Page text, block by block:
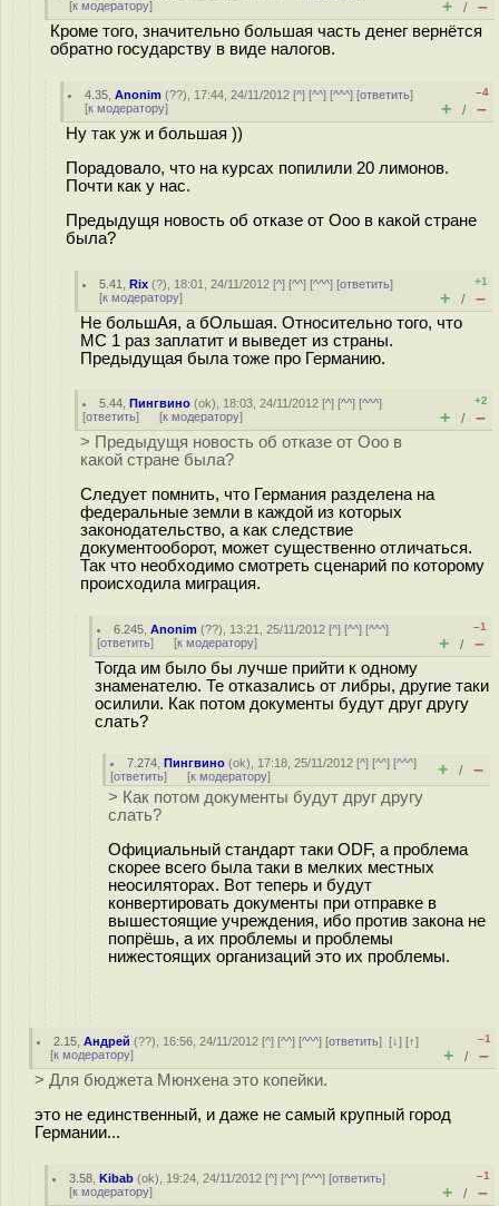
[к модератору] + / –
Кроме того, значительно большая часть денег вернётся
обратно государству в виде налогов.
4.35 ,Anonim (??), 17:44, 24/11/2012 [^] [^^] [^^^] [ответить]
[к модератору]
–4
+ / –
Ну так уж и большая ))
Порадовало, что на курсах попилили 20 лимонов.
Почти как у нас.
Предыдущя новость об отказе от Ооо в какой стране
была?
5.41 ,Rix (?), 18:01, 24/11/2012 [^] [^^] [^^^] [ответить]
[к модератору]
+1
+ / –
Не большАя, а бОльшая. Относительно того, что
МС 1 раз заплатит и выведет из страны.
Предыдущая была тоже про Германию.
5.44 ,Пингвино (ok), 18:03, 24/11/2012 [^] [^^] [^^^]
[ответить] [к модератору]
+2
+ / –
> Предыдущя новость об отказе от Ооо в
какой стране была?
Следует помнить, что Германия разделена на
федеральные земли в каждой из которых
законодательство, а как следствие
документооборот, может существенно отличаться.
Так что необходимо смотреть сценарий по которому
происходила миграция.
6.245 ,Anonim (??), 13:21, 25/11/2012 [^] [^^] [^^^]
[ответить] [к модератору]
–1
+ / –
Тогда им было бы лучше прийти к одному
знаменателю. Те отказались от либры, другие таки
осилили. Как потом документы будут друг другу
слать?
7.274 ,Пингвино (ok), 17:18, 25/11/2012 [^] [^^] [^^^]
[ответить] [к модератору] + / –
> Как потом документы будут друг другу
слать?
Официальный стандарт таки ODF, а проблема
скорее всего была таки в мелких местных
неосиляторах. Вот теперь и будут
конвертировать документы при отправке в
вышестоящие учреждения, ибо против закона не
попрёшь, а их проблемы и проблемы
нижестоящих организаций это их проблемы.
2.15 ,Андрей (??), 16:56, 24/11/2012 [^] [^^] [^^^] [ответить][↓] [↑]
[к модератору]
–1
+ / –
> Для бюджета Мюнхена это копейки.
это не единственный, и даже не самый крупный город
Германии...
3.58 ,Kibab (ok), 19:24, 24/11/2012 [^] [^^] [^^^] [ответить]
[к модератору]
–1
+ / –